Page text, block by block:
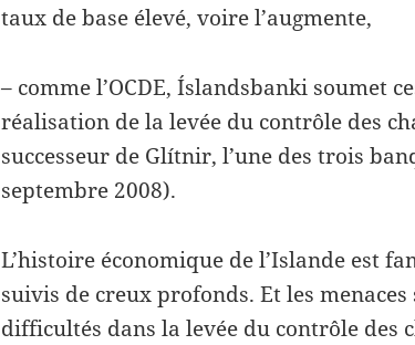
taux de base élevé, voire l’augmente,
– comme l’OCDE, Íslandsbanki soumet
réalisation de la levée du contrôle des
successeur de Glítnir, l’une des trois
septembre 2008).
L’histoire économique de l’Islande est
suivis de creux profonds. Et les
difficultés dans la levée du contrôle des